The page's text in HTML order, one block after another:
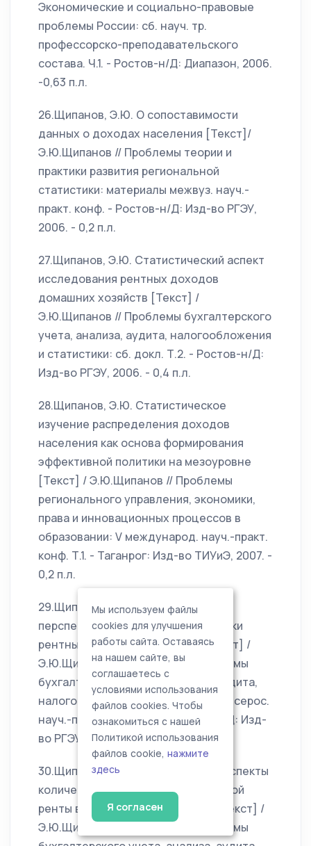
Экономические и социально-правовые
проблемы России: сб. науч. тр.
профессорско-преподавательского
состава. Ч.1. - Ростов-н/Д: Диапазон, 2006.
-0,63 п.л.
26.Щипанов, Э.Ю. О сопоставимости
данных о доходах населения [Текст]/
Э.Ю.Щипанов // Проблемы теории и
практики развития региональной
статистики: материалы межвуз. науч.-
практ. конф. - Ростов-н/Д: Изд-во РГЭУ,
2006. - 0,2 п.л.
27.Щипанов, Э.Ю. Статистический аспект
исследования рентных доходов
домашних хозяйств [Текст] /
Э.Ю.Щипанов // Проблемы бухгалтерского
учета, анализа, аудита, налогообложения
и статистики: сб. докл. Т.2. - Ростов-н/Д:
Изд-во РГЭУ, 2006. - 0,4 п.л.
28.Щипанов, Э.Ю. Статистическое
изучение распределения доходов
населения как основа формирования
эффективной политики на мезоуровне
[Текст] / Э.Ю.Щипанов // Проблемы
регионального управления, экономики,
права и инновационных процессов в
образовании: V международ. науч.-практ.
конф. Т.1. - Таганрог: Изд-во ТИУиЭ, 2007. -
0,2 п.л.
29.Щипанов, Э.Ю. Современные
перспективы статистической оценки
рентных доходов населения [Текст] /
Э.Ю.Щипанов // Актуальные проблемы
бухгалтерского учета, анализа, аудита,
налогообложения и статистики: II всерос.
науч.-практ. конф. Т.2. - Ростов-н/Д: Изд-
во РГЭУ, 2007. - 0,2 п.л.
30.Щипанов, Э.Ю. Теоретические аспекты
количественной оценки абсолютной
ренты в современных условиях [Текст] /
Э.Ю.Щипанов // Актуальные проблемы
Мы используем файлы
cookies для улучшения
работы сайта. Оставаясь
на нашем сайте, вы
соглашаетесь с
условиями использования
файлов cookies. Чтобы
ознакомиться с нашей
Политикой использования
файлов cookie, нажмите
здесь
Я согласен